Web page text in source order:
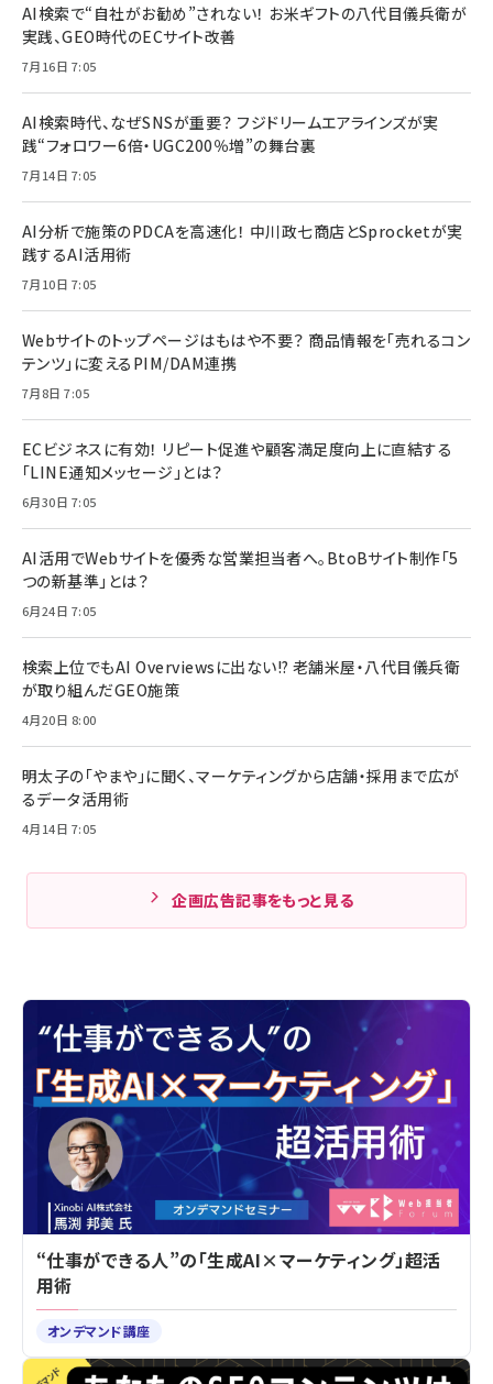
AI検索で“自社がお勧め”されない！ お米ギフトの八代目儀兵衛が
実践、GEO時代のECサイト改善
7月16日 7:05
AI検索時代、なぜSNSが重要？ フジドリームエアラインズが実
践“フォロワー6倍・UGC200％増”の舞台裏
7月14日 7:05
AI分析で施策のPDCAを高速化！ 中川政七商店とSprocketが実
践するAI活用術
7月10日 7:05
Webサイトのトップページはもはや不要？ 商品情報を「売れるコン
テンツ」に変えるPIM/DAM連携
7月8日 7:05
ECビジネスに有効！ リピート促進や顧客満足度向上に直結する
「LINE通知メッセージ」とは？
6月30日 7:05
AI活用でWebサイトを優秀な営業担当者へ。BtoBサイト制作「5
つの新基準」とは？
6月24日 7:05
検索上位でもAI Overviewsに出ない!? 老舗米屋・八代目儀兵衛
が取り組んだGEO施策
4月20日 8:00
明太子の「やまや」に聞く、マーケティングから店舗・採用まで広が
るデータ活用術
4月14日 7:05
企画広告記事をもっと見る
“仕事ができる人”の「生成AI×マーケティング」超活
用術
オンデマンド講座